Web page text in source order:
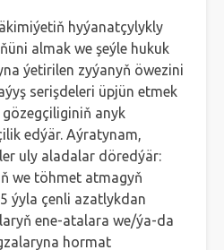
hyýanatçylykly
almak we şeýle hukuk
ýetirilen zyýanyň öwezini
serişdeleri üpjün etmek
anyk
edýär. Aýratynam,
uly aladalar döredýär:
we töhmet atmagyň
ýyla çenli azatlykdan
ene-atalara we/ýa-da
hormat